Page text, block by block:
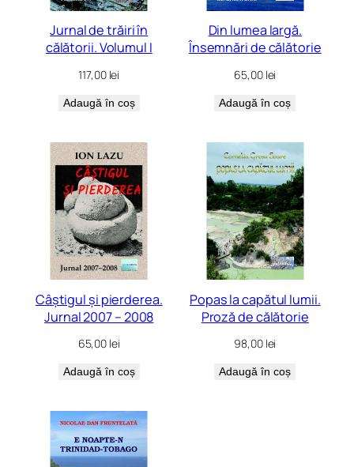
Jurnal de trăiri în
călătorii. Volumul I
117,00 lei
Adaugă în coș
Din lumea largă.
Însemnări de călătorie
65,00 lei
Adaugă în coș
Câștigul și pierderea.
Jurnal 2007 – 2008
65,00 lei
Adaugă în coș
Popas la capătul lumii.
Proză de călătorie
98,00 lei
Adaugă în coș